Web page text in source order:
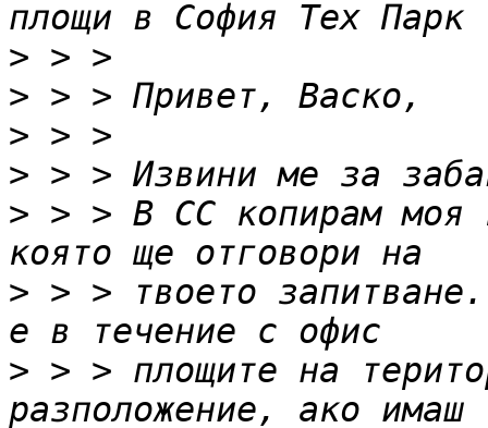
>
>
>
>
> > > В СС копирам моя
> > > твоето
> > > площите на